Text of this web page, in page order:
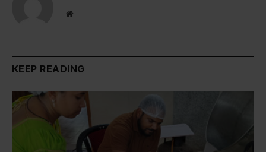
Website
KEEP READING